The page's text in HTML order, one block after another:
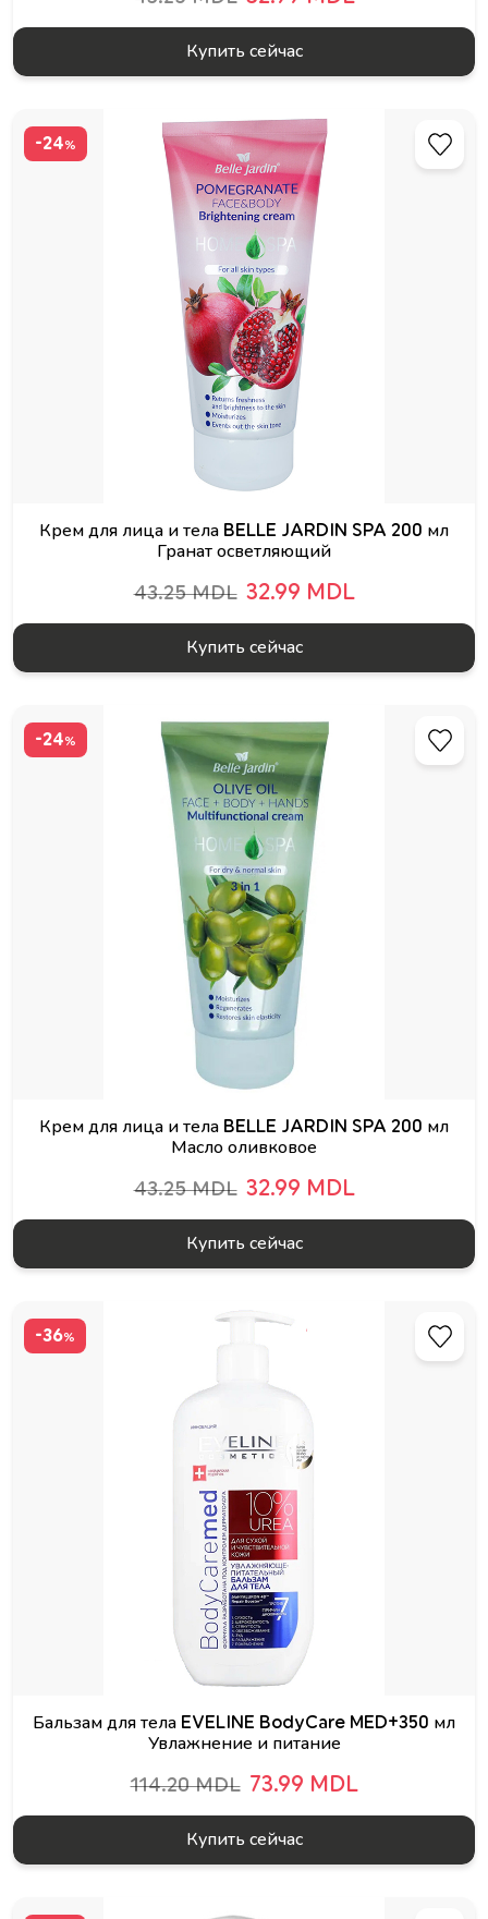
Купить сейчас
-24%
Крем для лица и тела BELLE JARDIN SPA 200 мл
Гранат осветляющий
43.25 MDL 32.99 MDL
Купить сейчас
-24%
Крем для лица и тела BELLE JARDIN SPA 200 мл
Масло оливковое
43.25 MDL 32.99 MDL
Купить сейчас
-36%
Бальзам для тела EVELINE BodyCare MED+350 мл
Увлажнение и питание
114.20 MDL 73.99 MDL
Купить сейчас